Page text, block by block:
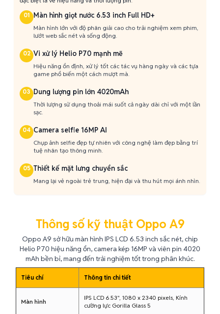
01 Màn hình giọt nước 6.53 inch Full HD+
Màn hình lớn với độ phân giải cao cho trải nghiệm xem phim,
lướt web sắc nét và sống động.
02 Vi xử lý Helio P70 mạnh mẽ
Hiệu năng ổn định, xử lý tốt các tác vụ hàng ngày và các tựa
game phổ biến một cách mượt mà.
03 Dung lượng pin lớn 4020mAh
Thời lượng sử dụng thoải mái suốt cả ngày dài chỉ với một lần
sạc.
04 Camera selfie 16MP AI
Chụp ảnh selfie đẹp tự nhiên với công nghệ làm đẹp bằng trí
tuệ nhân tạo thông minh.
05 Thiết kế mặt lưng chuyển sắc
Mang lại vẻ ngoài trẻ trung, hiện đại và thu hút mọi ánh nhìn.
Thông số kỹ thuật Oppo A9
Oppo A9 sở hữu màn hình IPS LCD 6.53 inch sắc nét, chip
Helio P70 hiệu năng ổn, camera kép 16MP và viên pin 4020
mAh bền bỉ, mang đến trải nghiệm tốt trong phân khúc.
Tiêu chí Thông tin chi tiết
Màn hình
IPS LCD 6.53", 1080 x 2340 pixels, Kính
cường lực Gorilla Glass 5